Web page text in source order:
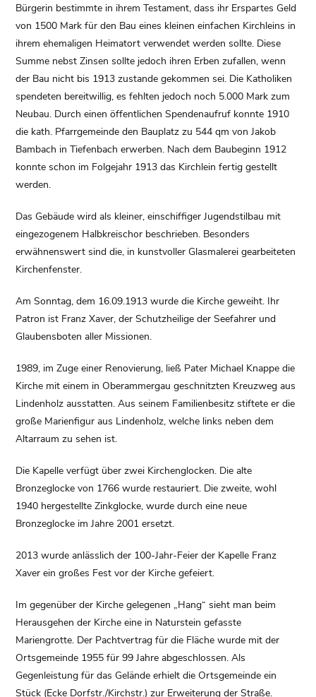
Bürgerin bestimmte in ihrem Testament, dass ihr Erspartes Geld
von 1500 Mark für den Bau eines kleinen einfachen Kirchleins in
ihrem ehemaligen Heimatort verwendet werden sollte. Diese
Summe nebst Zinsen sollte jedoch ihren Erben zufallen, wenn
der Bau nicht bis 1913 zustande gekommen sei. Die Katholiken
spendeten bereitwillig, es fehlten jedoch noch 5.000 Mark zum
Neubau. Durch einen öffentlichen Spendenaufruf konnte 1910
die kath. Pfarrgemeinde den Bauplatz zu 544 qm von Jakob
Bambach in Tiefenbach erwerben. Nach dem Baubeginn 1912
konnte schon im Folgejahr 1913 das Kirchlein fertig gestellt
werden.
Das Gebäude wird als kleiner, einschiffiger Jugendstilbau mit
eingezogenem Halbkreischor beschrieben. Besonders
erwähnenswert sind die, in kunstvoller Glasmalerei gearbeiteten
Kirchenfenster.
Am Sonntag, dem 16.09.1913 wurde die Kirche geweiht. Ihr
Patron ist Franz Xaver, der Schutzheilige der Seefahrer und
Glaubensboten aller Missionen.
1989, im Zuge einer Renovierung, ließ Pater Michael Knappe die
Kirche mit einem in Oberammergau geschnitzten Kreuzweg aus
Lindenholz ausstatten. Aus seinem Familienbesitz stiftete er die
große Marienfigur aus Lindenholz, welche links neben dem
Altarraum zu sehen ist.
Die Kapelle verfügt über zwei Kirchenglocken. Die alte
Bronzeglocke von 1766 wurde restauriert. Die zweite, wohl
1940 hergestellte Zinkglocke, wurde durch eine neue
Bronzeglocke im Jahre 2001 ersetzt.
2013 wurde anlässlich der 100-Jahr-Feier der Kapelle Franz
Xaver ein großes Fest vor der Kirche gefeiert.
Im gegenüber der Kirche gelegenen „Hang“ sieht man beim
Herausgehen der Kirche eine in Naturstein gefasste
Mariengrotte. Der Pachtvertrag für die Fläche wurde mit der
Ortsgemeinde 1955 für 99 Jahre abgeschlossen. Als
Gegenleistung für das Gelände erhielt die Ortsgemeinde ein
Stück (Ecke Dorfstr./Kirchstr.) zur Erweiterung der Straße.